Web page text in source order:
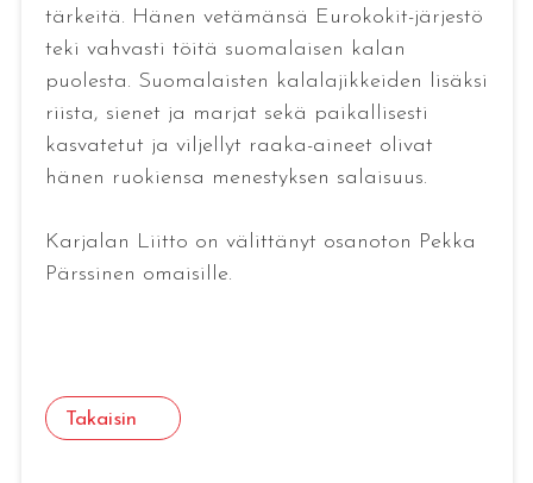
tärkeitä. Hänen vetämänsä Eurokokit-järjestö
teki vahvasti töitä suomalaisen kalan
puolesta. Suomalaisten kalalajikkeiden lisäksi
riista, sienet ja marjat sekä paikallisesti
kasvatetut ja viljellyt raaka-aineet olivat
hänen ruokiensa menestyksen salaisuus.
Karjalan Liitto on välittänyt osanoton Pekka
Pärssinen omaisille.
Takaisin